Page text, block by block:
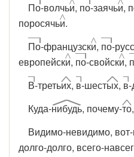
По-волчьи, по-заячьи,
поросячьи.
По-французски, по-
европейски, по-свойски,
В-третьих, в-шестых, в-
Куда-нибудь, почему-то
Видимо-невидимо, вот-
долго-долго, всего-